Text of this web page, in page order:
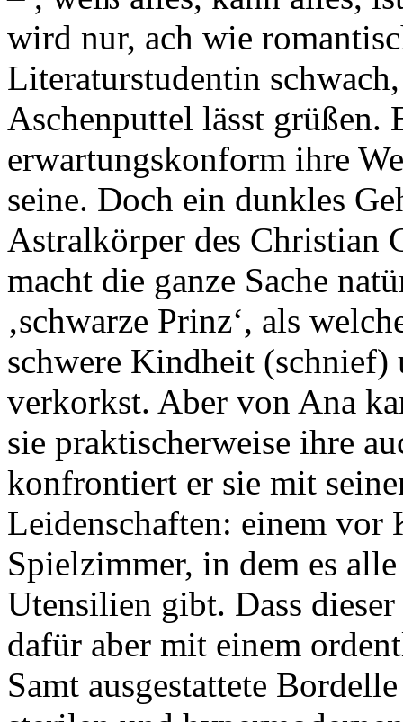
wird nur, ach wie
Literaturstudentin
Aschenputtel lässt grüßen.
erwartungskonform ihre
seine. Doch ein dunkles
Astralkörper des Christian
macht die ganze Sache
‚schwarze Prinz‘, als
schwere Kindheit
verkorkst. Aber von Ana
sie praktischerweise ihre
konfrontiert er sie mit
Leidenschaften: einem vor
Spielzimmer, in dem es
Utensilien gibt. Dass
dafür aber mit einem
Samt ausgestattete